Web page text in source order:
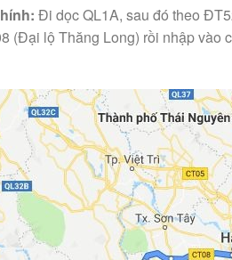
Đi dọc QL1A, sau đó theo
(Đại lộ Thăng Long) rồi nhập vào